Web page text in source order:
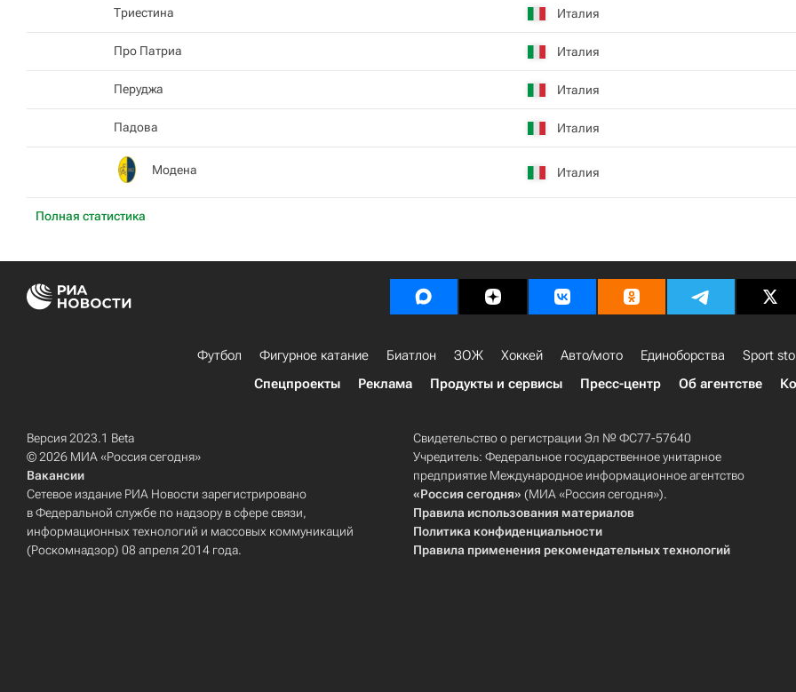
Полная статистика
Триестина Италия
Про Патриа Италия
Перуджа Италия
Падова Италия
Модена Италия
Футбол Фигурное катание Биатлон ЗОЖ Хоккей Авто/мото Единоборства
Sport
Спецпроекты
Реклама Продукты и сервисы Пресс-центр Об агентстве
Версия 2023.1 Beta
© 2026 МИА «Россия сегодня»
Вакансии
Сетевое издание РИА Новости зарегистрировано
в Федеральной службе по надзору в сфере связи,
информационных технологий и массовых коммуникаций
(Роскомнадзор) 08 апреля 2014 года.
Свидетельство о регистрации Эл № ФС77-57640
Учредитель: Федеральное государственное унитарное
предприятие Международное информационное агентство
«Россия сегодня» (МИА «Россия сегодня»).
Правила использования материалов
Политика конфиденциальности
Правила применения рекомендательных технологий